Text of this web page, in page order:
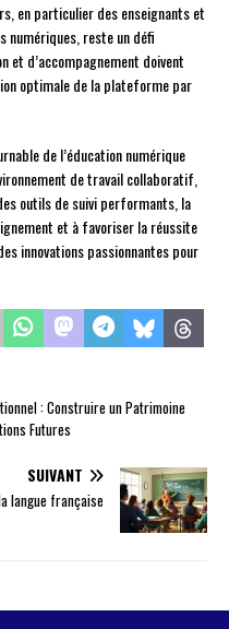
en particulier des enseignants et
numériques, reste un défi
et d’accompagnement doivent
optimale de la plateforme par
de l’éducation numérique
de travail collaboratif,
outils de suivi performants, la
et à favoriser la réussite
innovations passionnantes pour
: Construire un Patrimoine
Futures
SUIVANT
langue française